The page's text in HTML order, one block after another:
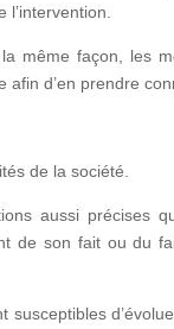
même façon, les
d’en prendre
de la société.
aussi précises
de son fait ou du